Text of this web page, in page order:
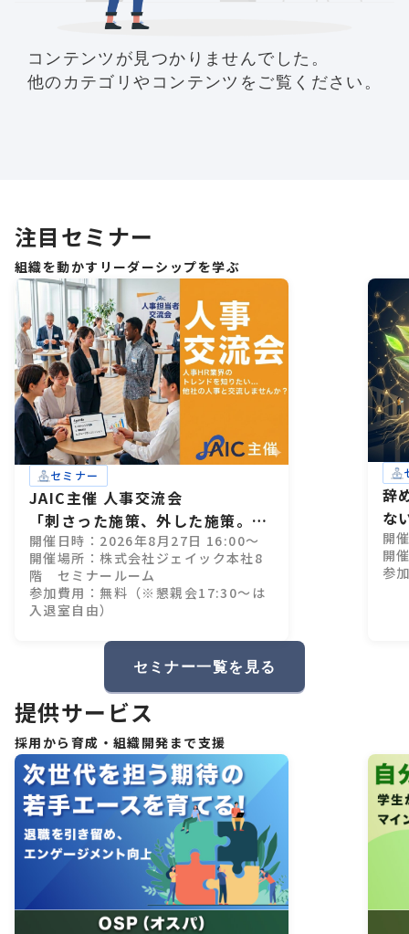
コンテンツが見つかりませんでした。
他のカテゴリやコンテンツをご覧ください。
注目セミナー
組織を動かすリーダーシップを学ぶ
セミナー
JAIC主催 人事交流会
「刺さった施策、外した施策。」
28卒インターン設計、成功・失敗
のすべて
開催日時：2026年8月27日 16:00～
開催場所：株式会社ジェイック本社8
階 セミナールーム
参加費用：無料（※懇親会17:30～は
入退室自由）
辞
な
開
開
参
セミナー一覧を見る
提供サービス
採用から育成・組織開発まで支援